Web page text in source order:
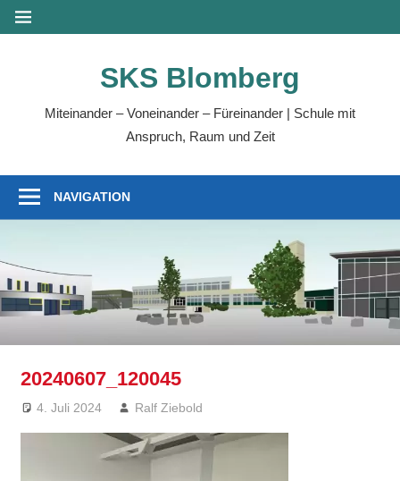
Zum
Inhalt
MENÜ
SKS Blomberg
Miteinander – Voneinander – Füreinander | Schule mit
Anspruch, Raum und Zeit
NAVIGATION
20240607_120045
4. Juli 2024 Ralf Ziebold